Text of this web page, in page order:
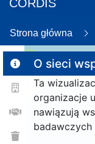
CORDIS
Strona główna
O sieci
Ta
organizacje
nawiązują
badawczych